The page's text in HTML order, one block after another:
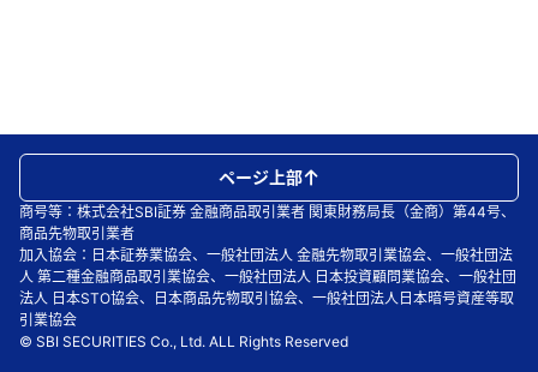
商号等：株式会社SBI証券 金融商品取引業者 関東財務局長（金商）第44号、
商品先物取引業者
加入協会：日本証券業協会、一般社団法人 金融先物取引業協会、一般社団法
人 第二種金融商品取引業協会、一般社団法人 日本投資顧問業協会、一般社団
法人 日本STO協会、日本商品先物取引協会、一般社団法人日本暗号資産等取
引業協会
© SBI SECURITIES Co., Ltd. ALL Rights Reserved
ページ上部